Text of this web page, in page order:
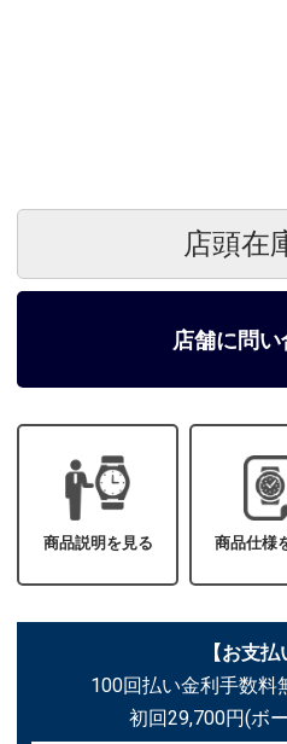
店頭在
店舗に問
商品説明を見る 商品仕様
【お支払
100回払い金利手数料
初回29,700円(ボ